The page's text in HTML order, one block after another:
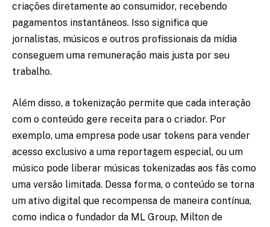
criações diretamente ao consumidor, recebendo
pagamentos instantâneos. Isso significa que
jornalistas, músicos e outros profissionais da mídia
conseguem uma remuneração mais justa por seu
trabalho.
Além disso, a tokenização permite que cada interação
com o conteúdo gere receita para o criador. Por
exemplo, uma empresa pode usar tokens para vender
acesso exclusivo a uma reportagem especial, ou um
músico pode liberar músicas tokenizadas aos fãs como
uma versão limitada. Dessa forma, o conteúdo se torna
um ativo digital que recompensa de maneira contínua,
como indica o fundador da ML Group, Milton de